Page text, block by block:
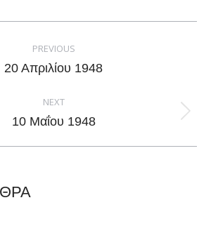
X
PinterestLinkedIn
PREVIOUS
Previous
20 Απριλίου 1948
NEXT
Next
10 Μαΐου 1948